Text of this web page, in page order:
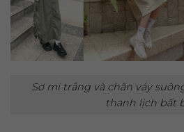
Sơ mi trắng và chân váy
thanh lịch bất